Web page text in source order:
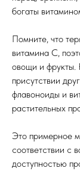
богаты
Помните, что
витамина С,
овощи и фрукты.
присутствии
флавоноиды и
растительных
Это примерное
соответствии с
доступностью